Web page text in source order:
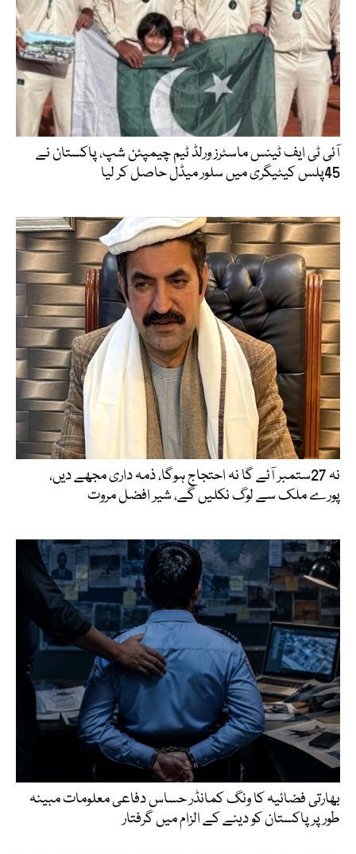
آئی ٹی ایف ٹینس ماسٹرز ورلڈ ٹیم چیمپئن شپ، پاکستان نے
45پلس کیٹیگری میں سلور میڈل حاصل کر لیا
نہ 27ستمبر آئے گا نہ احتجاج ہوگا، ذمہ داری مجھے دیں،
پورے ملک سے لوگ نکلیں گے، شیر افضل مروت
بھارتی فضائیہ کا ونگ کمانڈر حساس دفاعی معلومات مبینہ
طور پر پاکستان کو دینے کے الزام میں گرفتار